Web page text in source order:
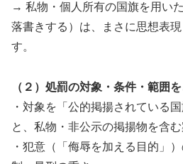
→ 私物・個人所有の国旗を用い
落書きする）は、まさに思想表
す。
（２）処罰の対象・条件・範囲
・対象を「公的掲揚されている
と、私物・非公示の掲揚物を含む
・犯意（「侮辱を加える目的」